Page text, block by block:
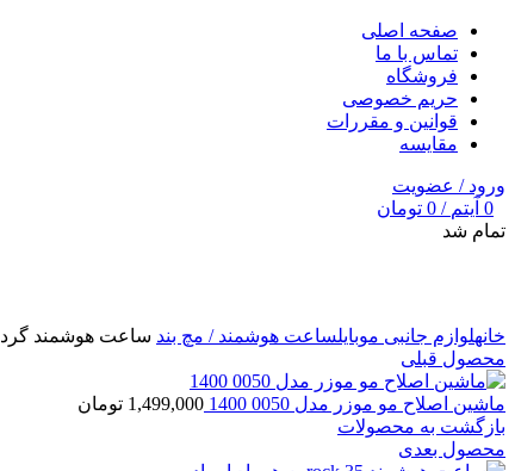
صفحه اصلی
تماس با ما
فروشگاه
حریم خصوصی
قوانین و مقررات
مقایسه
ورود / عضویت
0 آیتم /
0 تومان
تمام شد
خانهلوازم جانبی موبایلساعت هوشمند / مچ بند ساعت هوشمند گرد g3 pro
محصول قبلی
ماشین اصلاح مو موزر مدل 0050 1400 1,499,000 تومان
بازگشت به محصولات
محصول بعدی